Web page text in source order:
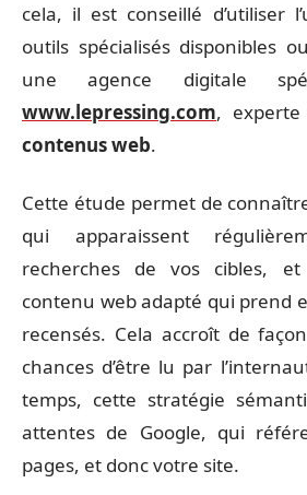
cela, il est conseillé d’utiliser
outils spécialisés disponibles
une agence digitale
www.lepressing.com,
contenus web.
Cette étude permet de
qui apparaissent
recherches de vos cibles,
contenu web adapté qui prend
recensés. Cela accroît de
chances d’être lu par
temps, cette stratégie
attentes de Google, qui
pages, et donc votre site.